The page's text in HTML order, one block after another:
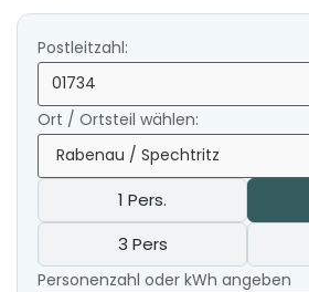
Postleitzahl:
Ort / Ortsteil wählen:
1 Pers.
3 Pers
Personenzahl oder kWh angeben